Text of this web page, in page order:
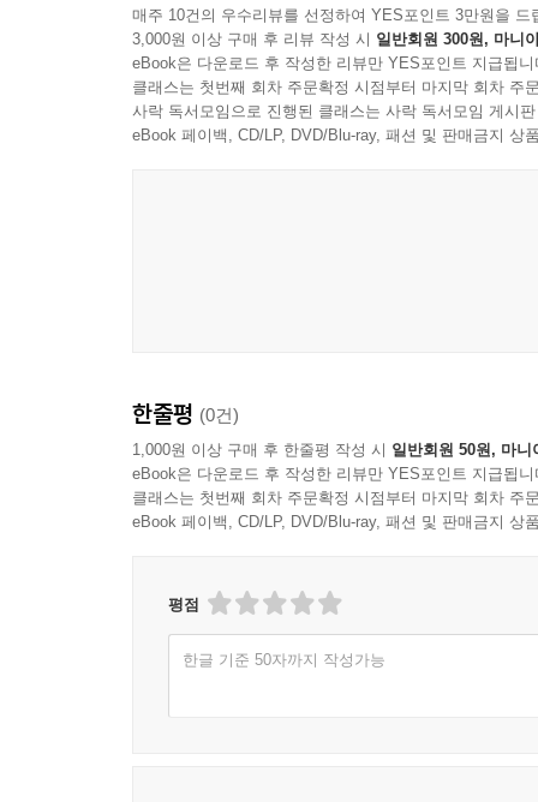
매주 10건의 우수리뷰를 선정하여 YES포인트 3만원을 드
3,000원 이상 구매 후 리뷰 작성 시 일반회원 300원, 마니
eBook은 다운로드 후 작성한 리뷰만 YES포인트 지급됩니
클래스는 첫번째 회차 주문확정 시점부터 마지막 회차 주
사락 독서모임으로 진행된 클래스는 사락 독서모임 게시
eBook 페이백, CD/LP, DVD/Blu-ray, 패션 및 판매금지 상
한줄평 (0건)
1,000원 이상 구매 후 한줄평 작성 시 일반회원 50원, 마니
eBook은 다운로드 후 작성한 리뷰만 YES포인트 지급됩니
클래스는 첫번째 회차 주문확정 시점부터 마지막 회차 주
eBook 페이백, CD/LP, DVD/Blu-ray, 패션 및 판매금지 상
평점
한글 기준 50자까지 작성가능